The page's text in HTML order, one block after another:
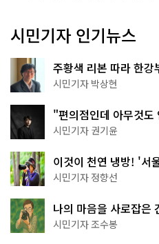
시민기자 인기뉴스
주황색 리본 따라 한
서울둘레길 15코스
시민기자 박상현
"편의점인데 아무것도
한 편의점의 정체
시민기자 권기윤
이것이 천연 냉방! '서
나볼까
시민기자 정향선
나의 마음을 사로잡은
상작 공개!
시민기자 조수봉